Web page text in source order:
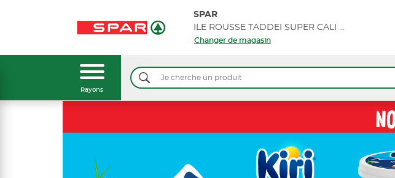
SPAR
ILE ROUSSE TADDEI SUPER CALI SPAR MARCHE
Changer de magasin
Rayons